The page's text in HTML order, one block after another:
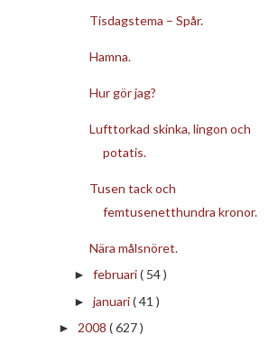
Tisdagstema – Spår.
Hamna.
Hur gör jag?
Lufttorkad skinka, lingon och
potatis.
Tusen tack och
femtusenetthundra kronor.
Nära målsnöret.
► februari( 54 )
► januari( 41 )
► 2008 ( 627 )